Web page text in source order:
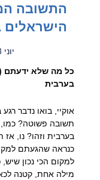
התשובה
הישראלים
יוני 13, 2025
כל מה שלא ידעתם
בערבית
אוקיי, בואו נדבר
תשובה פשוטה?
בערבית וזהו? נו,
כנראה שהגעתם
למקום הכי נכון
מילה אחת, קטנה